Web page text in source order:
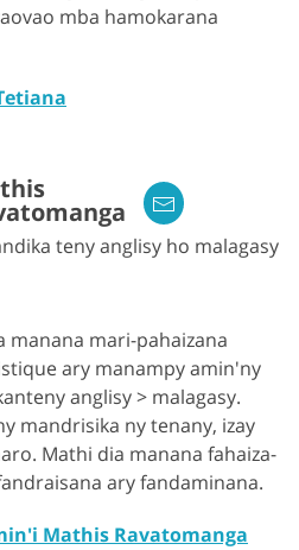
mba hamokarana
teny anglisy ho malagasy
manana mari-pahaizana
ary manampy amin'ny
anglisy > malagasy.
mandrisika ny tenany, izay
Mathi dia manana fahaiza-
ary fandaminana.
Mathis Ravatomanga